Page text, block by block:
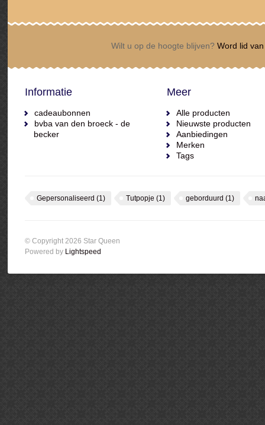
Wilt u op de hoogte blijven? Word lid
Informatie
cadeaubonnen
bvba van den broeck - de
becker
Meer
Alle producten
Nieuwste producten
Aanbiedingen
Merken
Tags
Gepersonaliseerd (1) Tutpopje (1) geborduurd (1)
© Copyright 2026 Star Queen
Powered by Lightspeed